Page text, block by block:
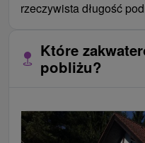
rzeczywista długość
Które
pobliżu?